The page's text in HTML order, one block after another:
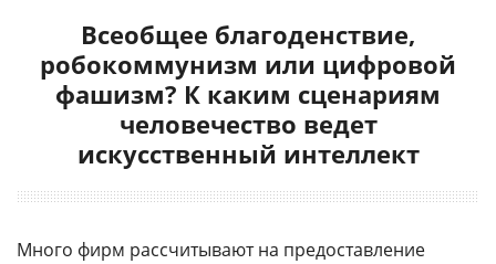
Всеобщее благоденствие,
робокоммунизм или цифровой
фашизм? К каким сценариям
человечество ведет
искусственный интеллект
Много фирм рассчитывают на предоставление